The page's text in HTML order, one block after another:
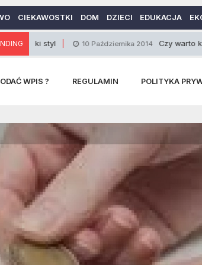
CIEKAWOSTKI DOM DZIECI EDUKACJA
10 Października 2014 Czy warto kupić
WPIS ? REGULAMIN POLITYKA